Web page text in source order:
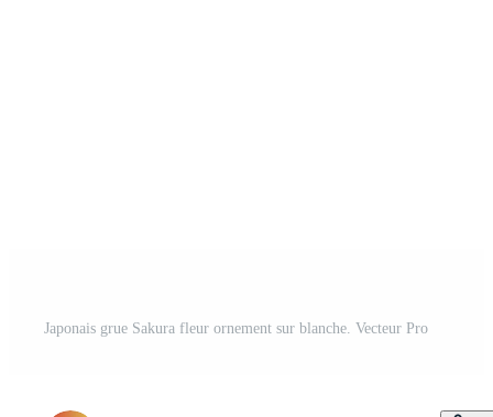
Japonais grue Sakura fleur ornement sur blanche. Vecteur Pro